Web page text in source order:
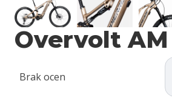
Overvolt AM
Brak ocen